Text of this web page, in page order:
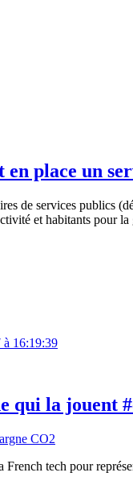
place un
de services publics
et habitants pour la
à 16:19:39
qui la jouent
French tech pour